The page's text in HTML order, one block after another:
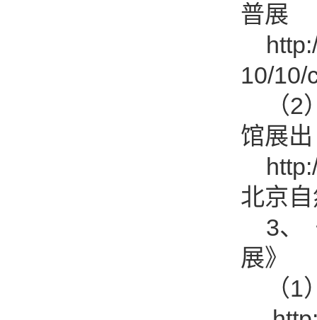
普展
10/10/
（2
馆展出
北京
3、
展》
（1